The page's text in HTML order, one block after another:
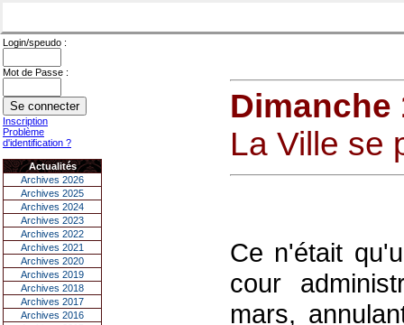
Login/speudo :
Mot de Passe :
Inscription
Problème
d'identification ?
Actualités
Archives 2026
Archives 2025
Archives 2024
Archives 2023
Archives 2022
Archives 2021
Archives 2020
Archives 2019
Archives 2018
Archives 2017
Archives 2016
Dimanche
La Ville se
Ce n'était
cour
mars,